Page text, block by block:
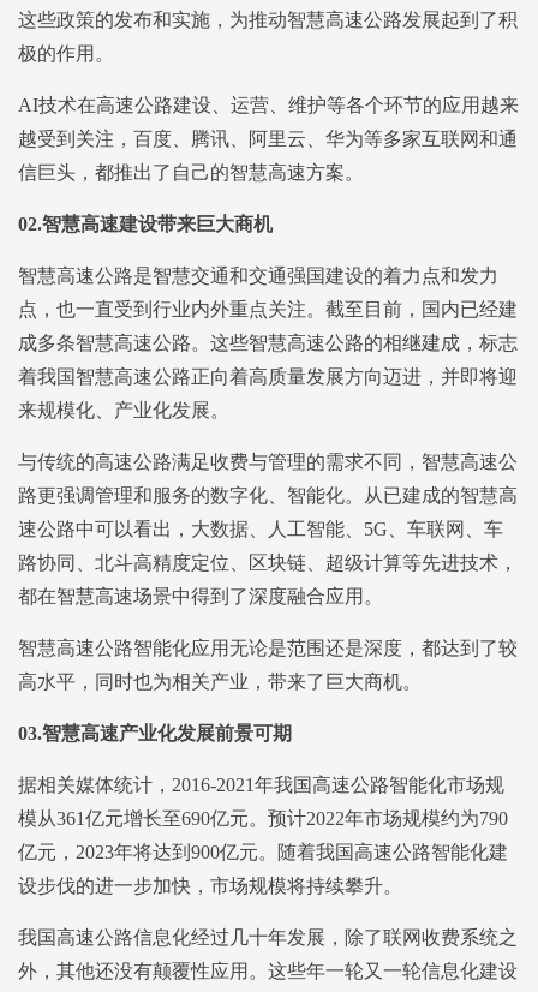
这些政策的发布和实施，为推动智慧高速公路发展起到了积
极的作用。
AI技术在高速公路建设、运营、维护等各个环节的应用越来
越受到关注，百度、腾讯、阿里云、华为等多家互联网和通
信巨头，都推出了自己的智慧高速方案。
02.智慧高速建设带来巨大商机
智慧高速公路是智慧交通和交通强国建设的着力点和发力
点，也一直受到行业内外重点关注。截至目前，国内已经建
成多条智慧高速公路。这些智慧高速公路的相继建成，标志
着我国智慧高速公路正向着高质量发展方向迈进，并即将迎
来规模化、产业化发展。
与传统的高速公路满足收费与管理的需求不同，智慧高速公
路更强调管理和服务的数字化、智能化。从已建成的智慧高
速公路中可以看出，大数据、人工智能、5G、车联网、车
路协同、北斗高精度定位、区块链、超级计算等先进技术，
都在智慧高速场景中得到了深度融合应用。
智慧高速公路智能化应用无论是范围还是深度，都达到了较
高水平，同时也为相关产业，带来了巨大商机。
03.智慧高速产业化发展前景可期
据相关媒体统计，2016-2021年我国高速公路智能化市场规
模从361亿元增长至690亿元。预计2022年市场规模约为790
亿元，2023年将达到900亿元。随着我国高速公路智能化建
设步伐的进一步加快，市场规模将持续攀升。
我国高速公路信息化经过几十年发展，除了联网收费系统之
外，其他还没有颠覆性应用。这些年一轮又一轮信息化建设